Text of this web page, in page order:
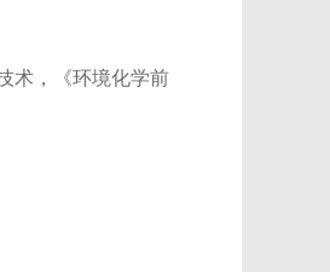
术，《环境化学前